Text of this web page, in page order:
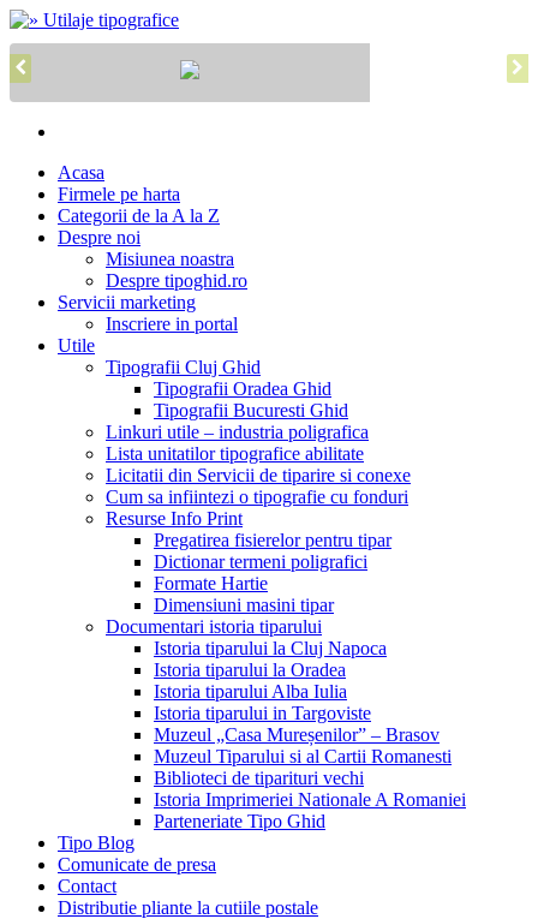
Acasa
Firmele pe harta
Categorii de la A la Z
Despre noi
Misiunea noastra
Despre tipoghid.ro
Servicii marketing
Inscriere in portal
Utile
Tipografii Cluj Ghid
Tipografii Oradea Ghid
Tipografii Bucuresti Ghid
Linkuri utile – industria poligrafica
Lista unitatilor tipografice abilitate
Licitatii din Servicii de tiparire si conexe
Cum sa infiintezi o tipografie cu fonduri
Resurse Info Print
Pregatirea fisierelor pentru tipar
Dictionar termeni poligrafici
Formate Hartie
Dimensiuni masini tipar
Documentari istoria tiparului
Istoria tiparului la Cluj Napoca
Istoria tiparului la Oradea
Istoria tiparului Alba Iulia
Istoria tiparului in Targoviste
Muzeul „Casa Mureșenilor” – Brasov
Muzeul Tiparului si al Cartii Romanesti
Biblioteci de tiparituri vechi
Istoria Imprimeriei Nationale A Romaniei
Parteneriate Tipo Ghid
Tipo Blog
Comunicate de presa
Contact
Distributie pliante la cutiile postale